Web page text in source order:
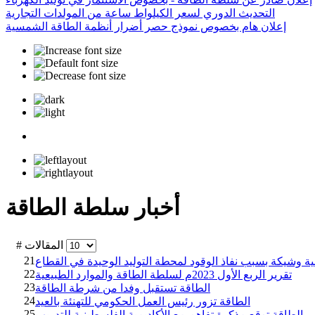
التحديث الدوري لسعر الكيلواط ساعة من المولدات التجارية
إعلان هام بخصوص نموذج حصر أضرار أنظمة الطاقة الشمسية
أخبار سلطة الطاقة
21 وشيكة بسبب نفاذ الوقود لمحطة التوليد الوحيدة في القطاع
22
تقرير الربع الأول 2023م لسلطة الطاقة والموارد الطبيعية
23الطاقة تستقبل وفدا من شرطة الطاقة
24الطاقة تزور رئيس العمل الحكومي للتهنئة بالعيد